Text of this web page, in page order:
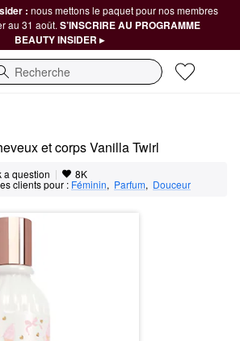
: nous mettons le paquet pour nos membres
au 31 août. S’INSCRIRE AU PROGRAMME
BEAUTY INSIDER ▸
et corps Vanilla Twirl
a question | 8K
clients pour : Féminin, Parfum, Douceur